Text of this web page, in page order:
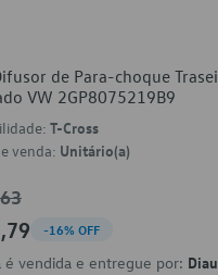
de Para-choque
VW 2GP8075219B9
T-Cross
venda: Unitário(a)
-16% OFF
é vendida e entregue por: